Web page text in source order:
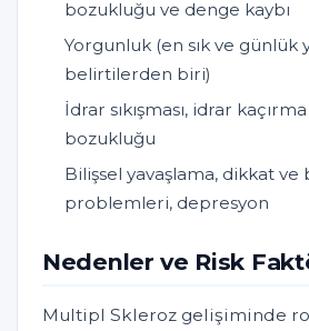
bozukluğu ve denge kaybı
Yorgunluk (en sık ve günlük
belirtilerden biri)
İdrar sıkışması, idrar
bozukluğu
Bilişsel yavaşlama, dikkat ve
problemleri, depresyon
Nedenler ve Risk
Multipl Skleroz gelişiminde